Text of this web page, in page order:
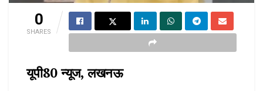
0
SHARES
यूपी80 न्यूज, लखनऊ